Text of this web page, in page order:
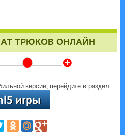
ТРЮКОВ ОНЛАЙН
Z
версии, перейдите в раздел: